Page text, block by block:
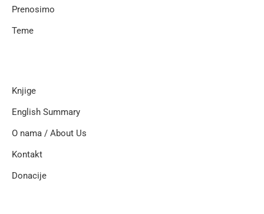
Prenosimo
Teme
Knjige
English Summary
O nama / About Us
Kontakt
Donacije